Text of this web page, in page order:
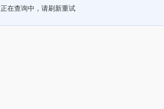
正在查询中，请刷新重试